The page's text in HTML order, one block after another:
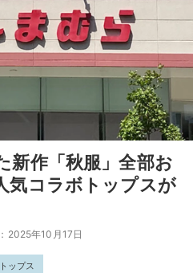
新作「秋服」全部お
気コラボトップスが
2025年10月17日
ップス